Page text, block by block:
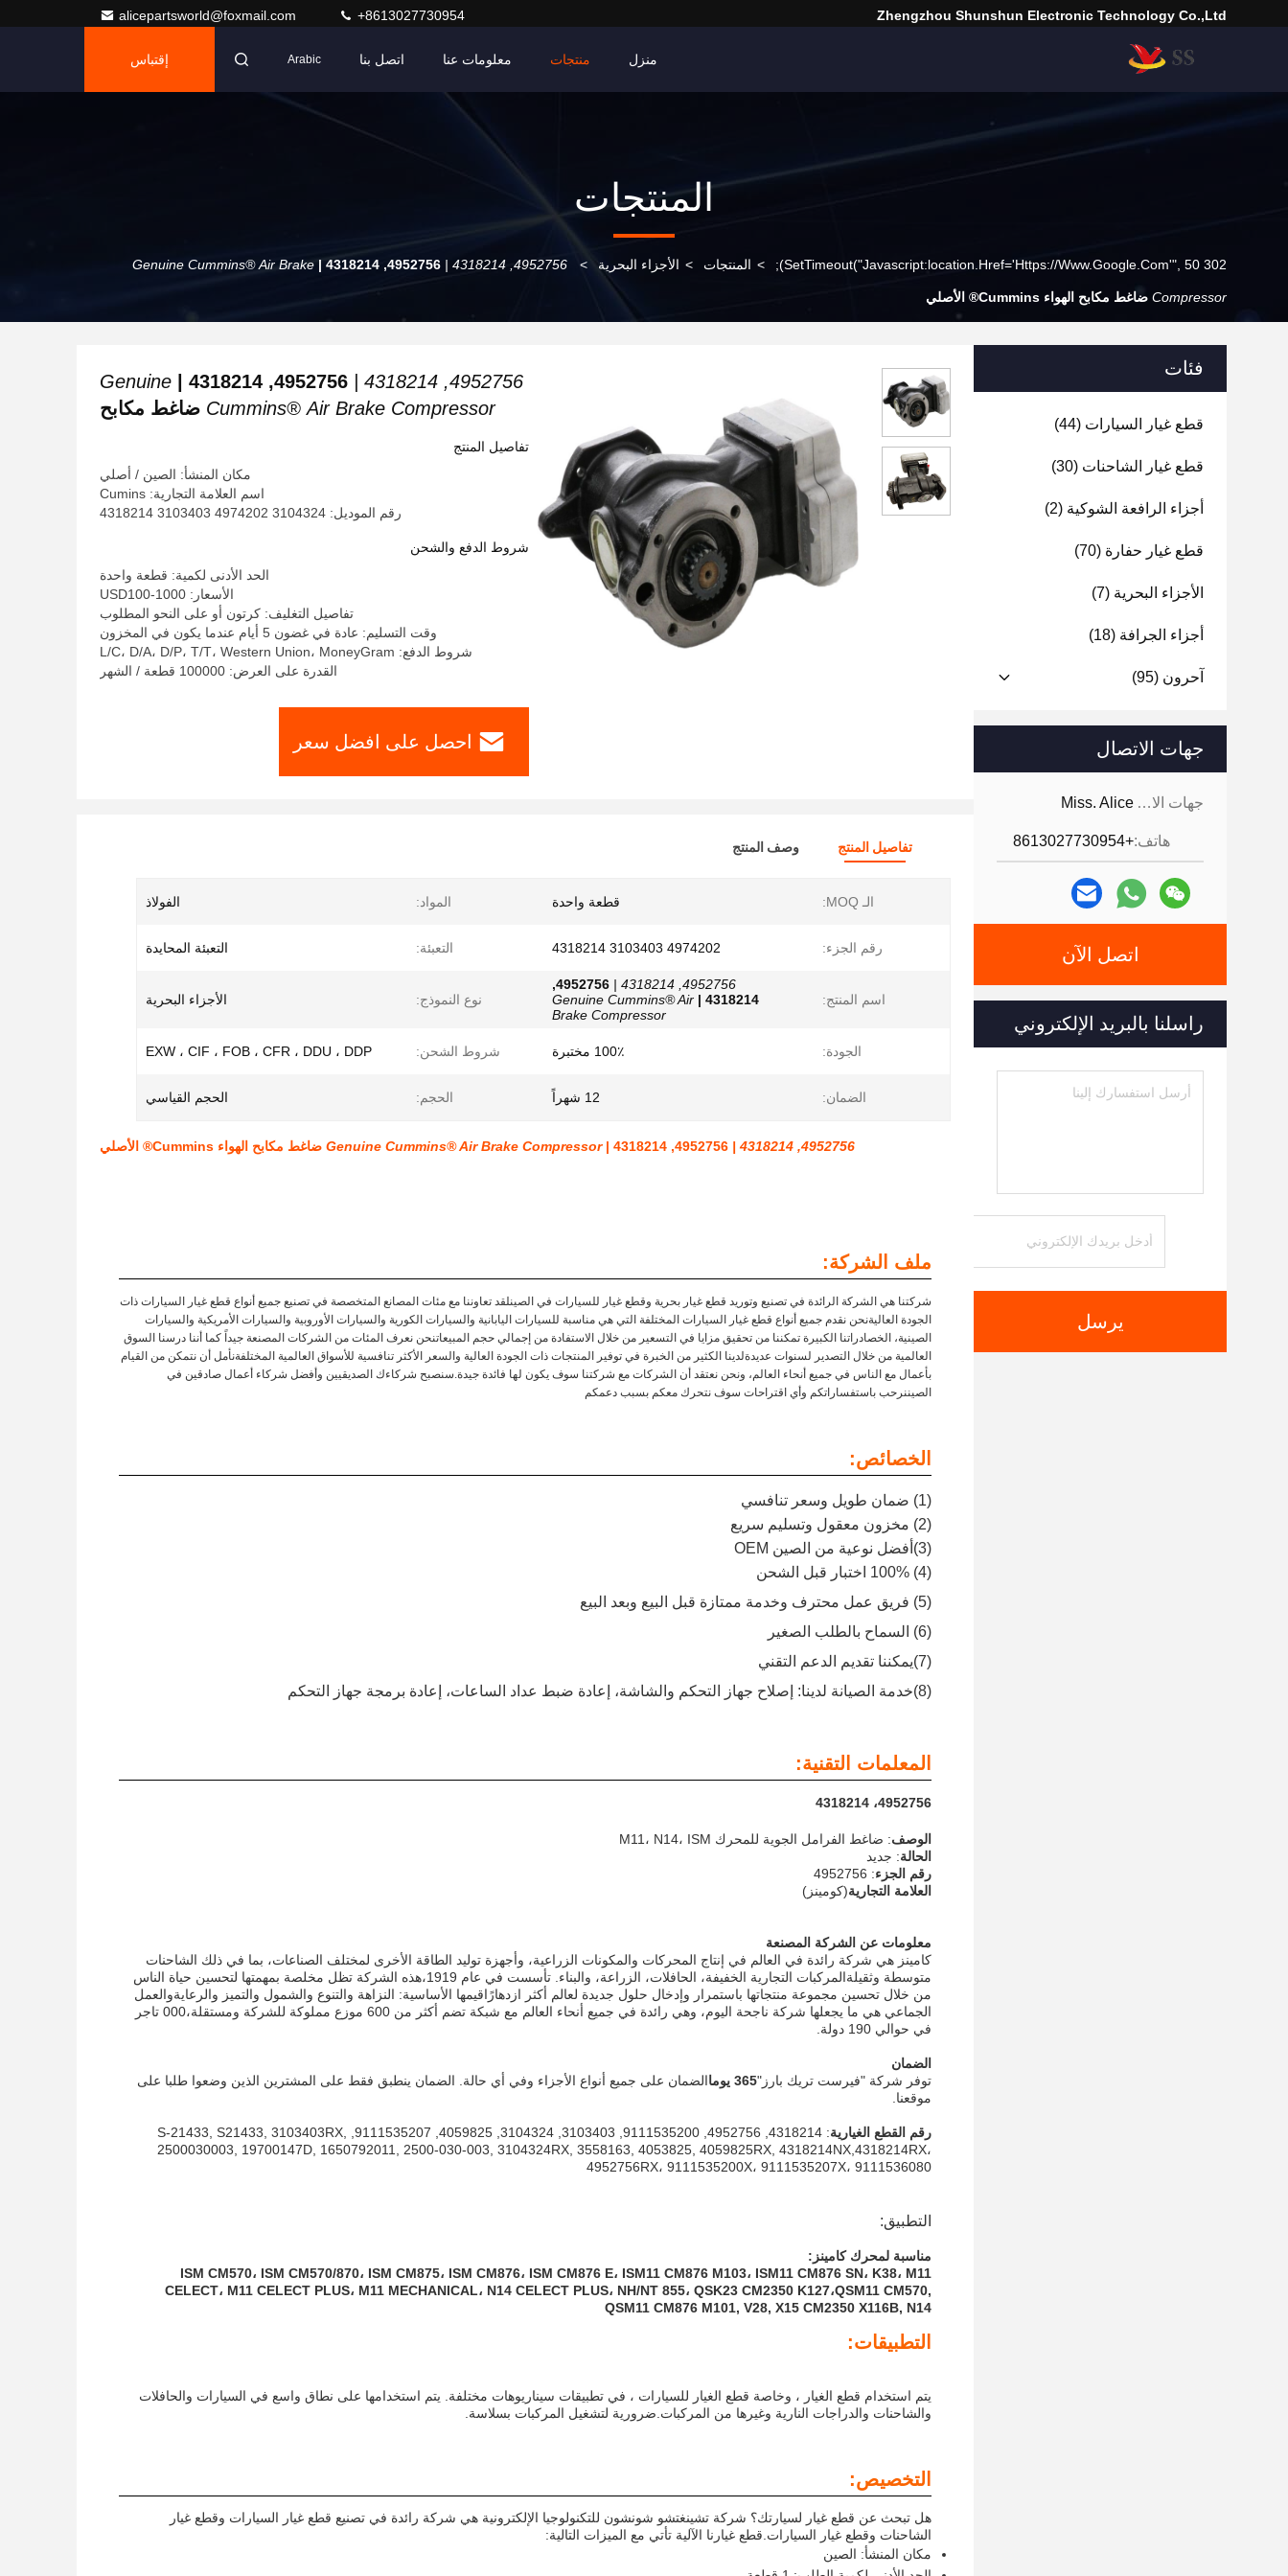
Zhengzhou Shunshun Electronic Technology Co.,Ltd
alicepartsworld@foxmail.com +8613027730954
منزل منتجات معلومات عنا اتصل بنا Arabic إقتباس
المنتجات
302 SetTimeout("javascript:location.href='https://www.google.com'", 50);
> المنتجات > الأجزاء البحرية >
4952756, 4318214 |
4952756, 4318214 |
Genuine Cummins® Air Brake
Compressor ضاغط مكابح الهواء Cummins® الأصلي
فئات
قطع غيار السيارات (44)
قطع غيار الشاحنات (30)
أجزاء الرافعة الشوكية (2)
قطع غيار حفارة (70)
الأجزاء البحرية (7)
أجزاء الجرافة (18)
آحرون (95)
جهات الاتصال
جهات الاتصال: Miss. Alice
هاتف:+8613027730954
اتصل الآن
راسلنا بالبريد الإلكتروني
يرسل
4952756, 4318214 |
4952756, 4318214 |
Genuine
Cummins® Air Brake Compressor ضاغط مكابح
تفاصيل المنتج
مكان المنشأ: الصين / أصلي
اسم العلامة التجارية: Cumins
رقم الموديل: 3104324 4974202 3103403 4318214
شروط الدفع والشحن
الحد الأدنى لكمية: قطعة واحدة
الأسعار: USD100-1000
تفاصيل التغليف: كرتون أو على النحو المطلوب
وقت التسليم: عادة في غضون 5 أيام عندما يكون في المخزون
شروط الدفع: L/C، D/A، D/P، T/T، Western Union، MoneyGram
القدرة على العرض: 100000 قطعة / الشهر
احصل على افضل سعر
تفاصيل المنتج وصف المنتج
الـ MOQ: قطعة واحدة المواد: الفولاذ
رقم الجزء: 4974202 3103403 4318214 التعبئة: التعبئة المحايدة
اسم المنتج:
4952756, 4318214 |
4952756,
4318214 |
Genuine Cummins® Air
Brake Compressor
نوع النموذج: الأجزاء البحرية
الجودة: 100٪ مختبرة شروط الشحن: EXW ، CIF ، FOB ، CFR ، DDU ، DDP
الضمان: 12 شهراً الحجم: الحجم القياسي
4952756, 4318214 |
4952756, 4318214 |
Genuine Cummins® Air Brake Compressor ضاغط مكابح الهواء Cummins® الأصلي
ملف الشركة:
شركتنا هي الشركة الرائدة في تصنيع وتوريد قطع غيار بحرية وقطع غيار للسيارات في الصينلقد تعاوننا مع مئات المصانع المتخصصة في تصنيع جميع أنواع قطع غيار السيارات ذات
الجودة العاليةنحن نقدم جميع أنواع قطع غيار السيارات المختلفة التي هي مناسبة للسيارات اليابانية والسيارات الكورية والسيارات الأوروبية والسيارات الأمريكية والسيارات
الصينية، الخصادراتنا الكبيرة تمكننا من تحقيق مزايا في التسعير من خلال الاستفادة من إجمالي حجم المبيعاتنحن نعرف المئات من الشركات المصنعة جيداً كما أننا درسنا السوق
العالمية من خلال التصدير لسنوات عديدةلدينا الكثير من الخبرة في توفير المنتجات ذات الجودة العالية والسعر الأكثر تنافسية للأسواق العالمية المختلفةنأمل أن نتمكن من القيام
بأعمال مع الناس في جميع أنحاء العالم، ونحن نعتقد أن الشركات مع شركتنا سوف يكون لها فائدة جيدة.سنصبح شركاءك الصديقيين وأفضل شركاء أعمال صادقين في
الصيننرحب باستفساراتكم وأي اقتراحات سوف نتحرك معكم بسبب دعمكم
الخصائص:
(1) ضمان طويل وسعر تنافسي
(2) مخزون معقول وتسليم سريع
(3)أفضل نوعية من الصين OEM
(4) 100% اختبار قبل الشحن
(5) فريق عمل محترف وخدمة ممتازة قبل البيع وبعد البيع
(6) السماح بالطلب الصغير
(7)يمكننا تقديم الدعم التقني
(8)خدمة الصيانة لدينا: إصلاح جهاز التحكم والشاشة، إعادة ضبط عداد الساعات، إعادة برمجة جهاز التحكم
المعلمات التقنية:
4952756، 4318214 ‬ ‬‬‬‬‬‬‬‬‬‬‬‬‬‬‬‬‬‬‬‬‬‬‬‬‬‬‬‬‬‬‬‬‬‬‬‬‬‬‬‬‬‬‬‬‬‬‬‬‬‬‬‬‬‬‬‬‬‬‬‬‬‬‬‬‬‬‬‬‬‬‬‬‬‬‬‬‬‬‬‬‬‬‬‬‬‬‬‬‬‬‬‬‬‬‬‬‬‬‬‬‬‬‬‬‬‬‬‬‬‬‬‬‬‬‬‬‬‬‬‬‬‬‬‬‬‬‬‬‬‬‬‬‬‬‬‬‬‬‬‬‬‬‬‬‬‬‬‬‬‬‬‬‬‬‬‬‬‬‬‬‬‬‬‬‬‬‬‬‬‬‬‬‬‬‬‬‬‬‬‬‬‬‬‬‬‬‬‬‬‬‬‬‬‬‬‬‬‬‬‬‬
الوصف: ضاغط الفرامل الجوية للمحرك M11، N14، ISM
الحالة: جديد
رقم الجزء: 4952756
العلامة التجارية(كومينز)
معلومات عن الشركة المصنعة
كامينز هي شركة رائدة في العالم في إنتاج المحركات والمكونات الزراعية، وأجهزة توليد الطاقة الأخرى لمختلف الصناعات، بما في ذلك الشاحنات
متوسطة وثقيلةالمركبات التجارية الخفيفة، الحافلات، الزراعة، والبناء. تأسست في عام 1919،هذه الشركة تظل مخلصة بمهمتها لتحسين حياة الناس
من خلال تحسين مجموعة منتجاتها باستمرار وإدخال حلول جديدة لعالم أكثر ازدهارًاقيمها الأساسية: النزاهة والتنوع والشمول والتميز والرعايةوالعمل
الجماعي هي ما يجعلها شركة ناجحة اليوم، وهي رائدة في جميع أنحاء العالم مع شبكة تضم أكثر من 600 موزع مملوكة للشركة ومستقلة،000 تاجر
في حوالي 190 دولة.
الضمان
توفر شركة "فيرست تريك بارز"365 يوما
الضمان على جميع أنواع الأجزاء وفي أي حالة. الضمان ينطبق فقط على المشترين الذين وضعوا طلبا على
موقعنا.
رقم القطع الغيارية
: 4318214, 4952756, 9111535200, 3103403, 3104324, 4059825, 9111535207, S-21433, S21433, 3103403RX,
2500030003, 19700147D, 1650792011, 2500-030-003, 3104324RX, 3558163, 4053825, 4059825RX, 4318214NX,4318214RX،
4952756RX، 9111535200X، 9111535207X، 9111536080
التطبيق:
مناسبة لمحرك كامينز:
ISM CM570، ISM CM570/870، ISM CM875، ISM CM876، ISM CM876 E، ISM11 CM876 M103، ISM11 CM876 SN، K38، M11
CELECT، M11 CELECT PLUS، M11 MECHANICAL، N14 CELECT PLUS، NH/NT 855، QSK23 CM2350 K127،QSM11 CM570,
QSM11 CM876 M101, V28, X15 CM2350 X116B, N14
التطبيقات:
يتم استخدام قطع الغيار ، وخاصة قطع الغيار للسيارات ، في تطبيقات سيناريوهات مختلفة. يتم استخدامها على نطاق واسع في السيارات والحافلات
والشاحنات والدراجات النارية وغيرها من المركبات.ضرورية لتشغيل المركبات بسلاسة.
التخصيص:
هل تبحث عن قطع غيار لسيارتك؟ شركة تشينغتشو شونشون للتكنولوجيا الإلكترونية هي شركة رائدة في تصنيع قطع غيار السيارات وقطع غيار
الشاحنات وقطع غيار السيارات.قطع غيارنا الآلية تأتي مع الميزات التالية:
مكان المنشأ: الصين